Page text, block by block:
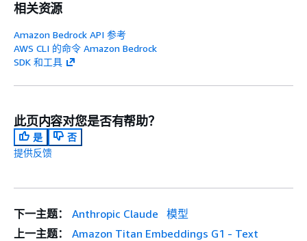
相关资源
Amazon Bedrock API 参考
AWS CLI 的命令 Amazon Bedrock
SDK 和工具
此页内容对您是否有帮助？
是
否
提供反馈
下一主题：
Anthropic Claude 模型
上一主题：
Amazon Titan Embeddings G1 - Text